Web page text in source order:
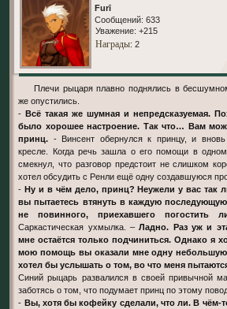
Furī
Сообщений: 633
Уважение: +215
Награды: 2
Плечи рыцаря плавно поднялись в бесшумном вздохе, а затем так
же опустились.
- Всё такая же шумная и непредсказуемая.
было хорошее настроение. Так что… Вам
принц. - Винсент обернулся к принцу, и
кресле. Когда речь зашла о его помощи в
смекнул, что разговор предстоит не слишком
хотел обсудить с Ренли ещё одну создавшуюся
-Ну и в чём дело, принц? Неужели у вас так
вы пытаетесь втянуть в каждую
не повинного, приехавшего погостить
Саркастическая ухмылка. –Ладно. Раз уж и
мне остаётся только подчиниться. Однако я
мою помощь вы оказали мне одну небольшую
хотел бы услышать о том, во что меня
Синий рыцарь развалился в своей привычной
заботясь о том, что подумает принц по этому
- Вы, хотя бы кофейку сделали, что ли. В чём-